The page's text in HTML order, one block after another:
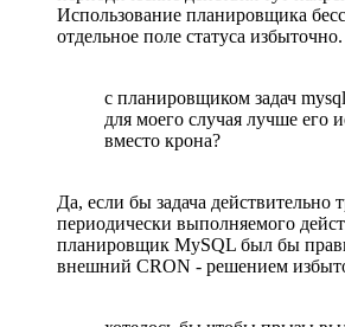
Использование планировщика
отдельное поле статуса избыточно.
с планировщиком задач
для моего случая лучше его
вместо крона?
Да, если бы задача действительно
периодически выполняемого
планировщик MySQL был бы
внешний CRON - решением